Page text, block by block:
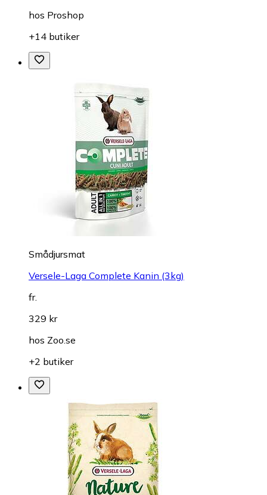
hos Proshop
+14 butiker
Smådjursmat
Versele-Laga Complete Kanin (3kg)
fr.
329 kr
hos Zoo.se
+2 butiker